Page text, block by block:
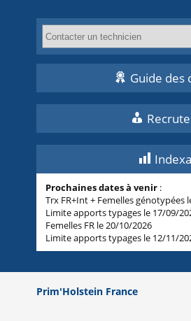
Guide des
Prochaines dates à venir :
Trx FR+Int + Femelles génotypées
Limite apports typages le 17/09/
Femelles FR le 20/10/2026
Limite apports typages le 12/11/
Prim'Holstein France